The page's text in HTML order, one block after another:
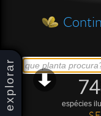
explorar espécies